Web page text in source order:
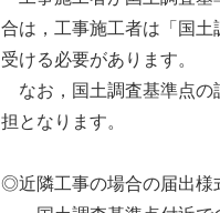
合は，工事施工者は「国
受ける必要があります。
なお，国土調査基準点の
担となります。
◎近隣工事の場合の届出様